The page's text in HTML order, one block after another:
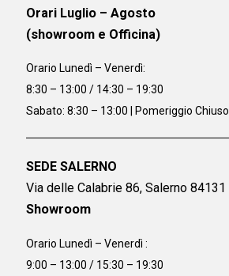
Orari Luglio – Agosto
(showroom e Officina)
Orario Lunedì – Venerdì:
8:30 – 13:00 / 14:30 – 19:30
Sabato: 8:30 – 13:00 | Pomeriggio Chiuso
SEDE SALERNO
Via delle Calabrie 86, Salerno 84131
Showroom
Orario Lunedì – Venerdì :
9:00 – 13:00 / 15:30 – 19:30